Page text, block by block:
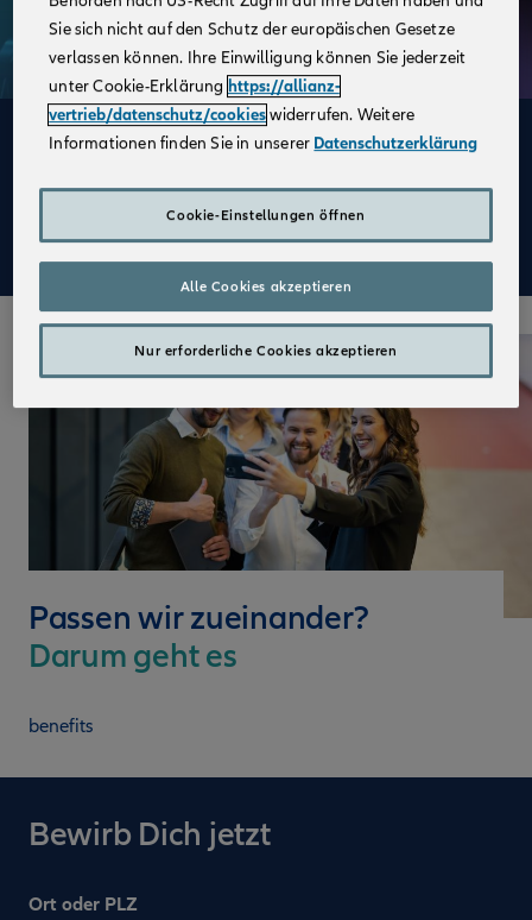
Deine Vorteile
im Vertrieb der Allianz
description
Passen wir zueinander?
Darum geht es
benefits
Bewirb Dich jetzt
Ort oder PLZ
Sie sich nicht auf den Schutz der europäischen Gesetze
verlassen können. Ihre Einwilligung können Sie jederzeit
unter Cookie-Erklärung https://allianz-
vertrieb/datenschutz/cookieswiderrufen. Weitere
Informationen finden Sie in unserer Datenschutzerklärung
Cookie-Einstellungen öffnen
Nur erforderliche Cookies akzeptieren
Alle Cookies akzeptieren